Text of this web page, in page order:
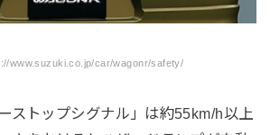
www.suzuki.co.jp/car/wagonr/safety/
ストップシグナル」は約55km/h以上